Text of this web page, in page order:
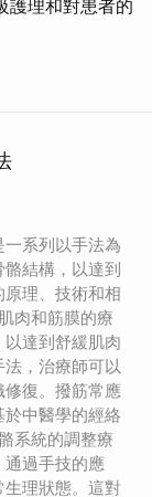
護理和對患者的
系列以手法為
結構，以達到
理、技術和相
肉和筋膜的療
達到舒緩肌肉
，治療師可以
復。撥筋常應
中醫學的經絡
系統的調整療
過手技的應
理狀態。這對